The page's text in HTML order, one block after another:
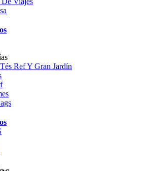
Ref Y Gran Jardín